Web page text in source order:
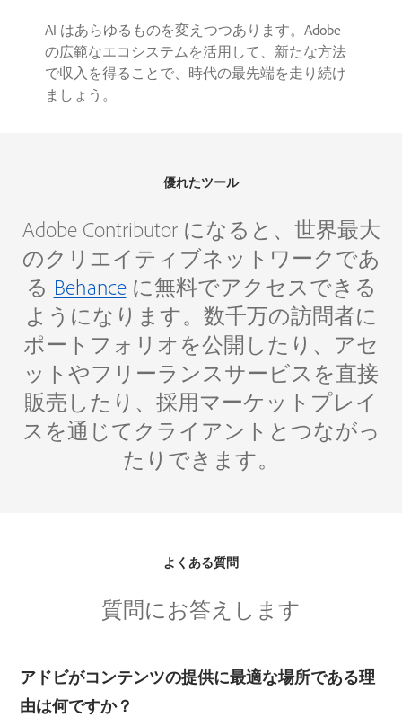
AI はあらゆるものを変えつつあります。Adobe
の広範なエコシステムを活用して、新たな方法
で収入を得ることで、時代の最先端を走り続け
ましょう。
優れたツール
Adobe Contributor になると、世界最大
のクリエイティブネットワークであ
る Behanceに無料でアクセスできる
ようになります。数千万の訪問者に
ポートフォリオを公開したり、アセ
ットやフリーランスサービスを直接
販売したり、採用マーケットプレイ
スを通じてクライアントとつながっ
たりできます。
よくある質問
質問にお答えします
アドビがコンテンツの提供に最適な場所である理
由は何ですか？